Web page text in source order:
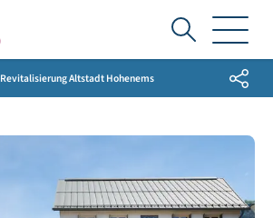
Ich
suche...
Revitalisierung Altstadt Hohenems Share